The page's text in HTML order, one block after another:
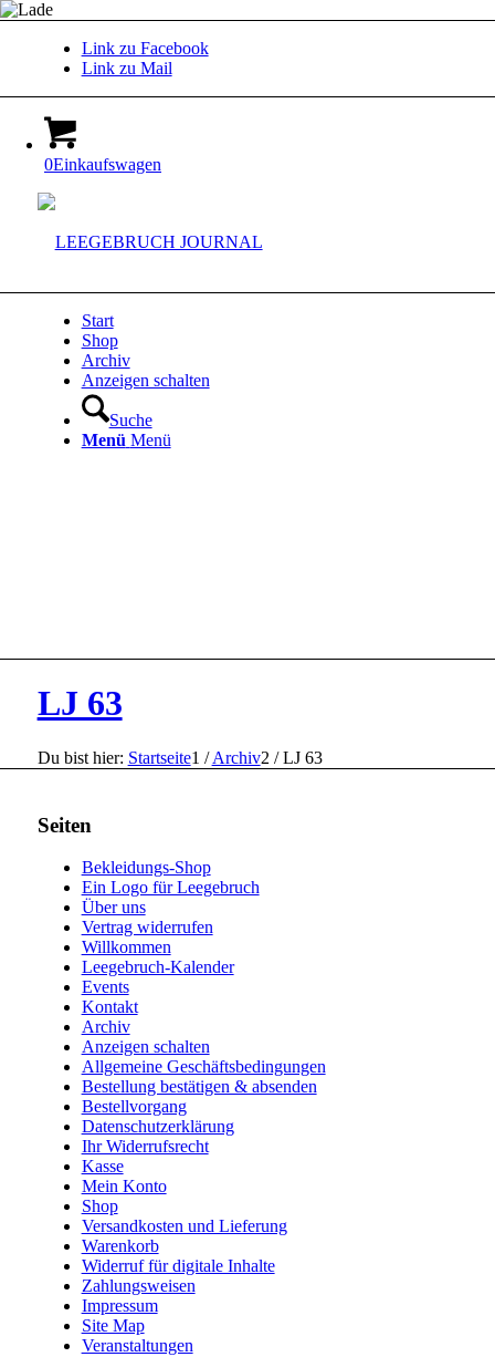
Link zu Facebook
Link zu Mail
0Einkaufswagen
Start
Shop
Archiv
Anzeigen schalten
Suche
Menü Menü
LJ 63
Du bist hier: Startseite1 / Archiv2 / LJ 63
Seiten
Bekleidungs-Shop
Ein Logo für Leegebruch
Über uns
Vertrag widerrufen
Willkommen
Leegebruch-Kalender
Events
Kontakt
Archiv
Anzeigen schalten
Allgemeine Geschäftsbedingungen
Bestellung bestätigen & absenden
Bestellvorgang
Datenschutzerklärung
Ihr Widerrufsrecht
Kasse
Mein Konto
Shop
Versandkosten und Lieferung
Warenkorb
Widerruf für digitale Inhalte
Zahlungsweisen
Impressum
Site Map
Veranstaltungen